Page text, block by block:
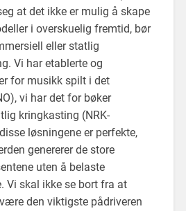
at det ikke er mulig å skape
i overskuelig fremtid, bør
eller statlig
Vi har etablerte og
for musikk spilt i det
vi har det for bøker
kringkasting (NRK-
løsningene er perfekte,
genererer de store
uten å belaste
Vi skal ikke se bort fra at
den viktigste pådriveren